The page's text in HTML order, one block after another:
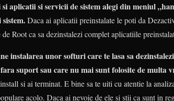
aplicatii si servicii de sistem alegi din meniul
Daca ai aplicatii preinstalate le poti da
Root ca sa dezinstalezi complet aplicatiile
instalarea unor softuri care te lasa sa
suport sau care nu mai sunt folosite de multa
si ai terminat. E bine sa te uiti cu atentie la
acolo. Daca ai nevoie de ele si stii ca sunt in